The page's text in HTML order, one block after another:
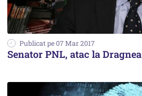
Publicat pe 07 Mar 2017
Senator PNL, atac la Dragnea